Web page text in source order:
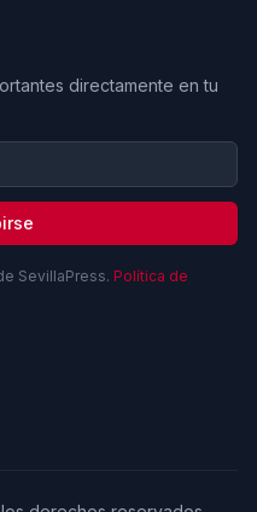
directamente en tu
SevillaPress. Política de